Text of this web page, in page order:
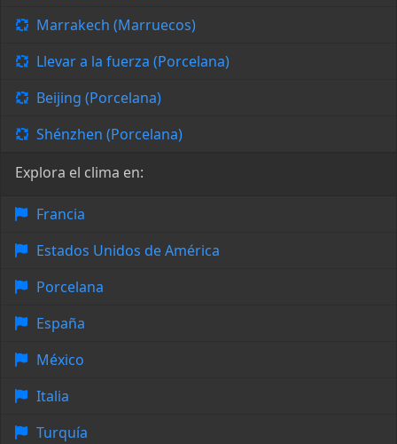
Marrakech (Marruecos)
Llevar a la fuerza (Porcelana)
Beijing (Porcelana)
Shénzhen (Porcelana)
Explora el clima en:
Francia
Estados Unidos de América
Porcelana
España
México
Italia
Turquía